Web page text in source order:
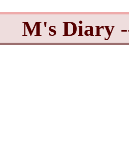
M's Diary